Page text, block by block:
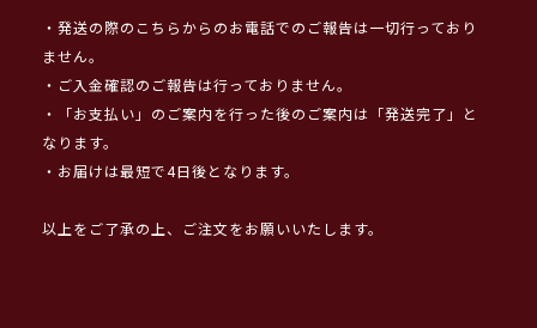
・発送の際のこちらからのお電話でのご報告は一切行っており
ません。
・ご入金確認のご報告は行っておりません。
・「お支払い」のご案内を行った後のご案内は「発送完了」と
なります。
・お届けは最短で4日後となります。
以上をご了承の上、ご注文をお願いいたします。